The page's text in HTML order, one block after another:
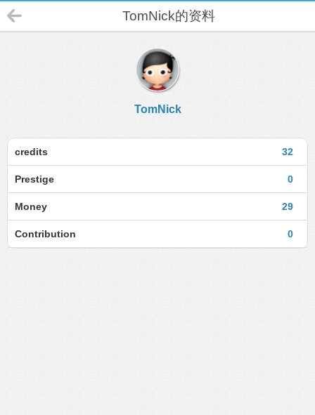
TomNick的资料
TomNick
32
credits
0
Prestige
29
Money
0
Contribution